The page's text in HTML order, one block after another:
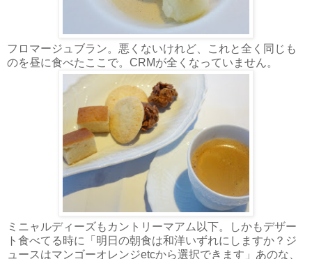
フロマージュブラン。悪くないけれど、これと全く同じも
のを昼に食べたここで。CRMが全くなっていません。
ミニャルディーズもカントリーマアム以下。しかもデザー
ト食べてる時に「明日の朝食は和洋いずれにしますか？ジ
ュースはマンゴーオレンジetcから選択できます」あのな、